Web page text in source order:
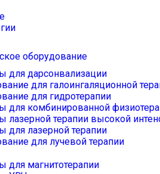
оборудование
для дарсонвализации
для галоингаляционной
для гидротерапии
для комбинированной
лазерной терапии высокой
для лазерной терапии
для лучевой терапии
для магнитотерапии